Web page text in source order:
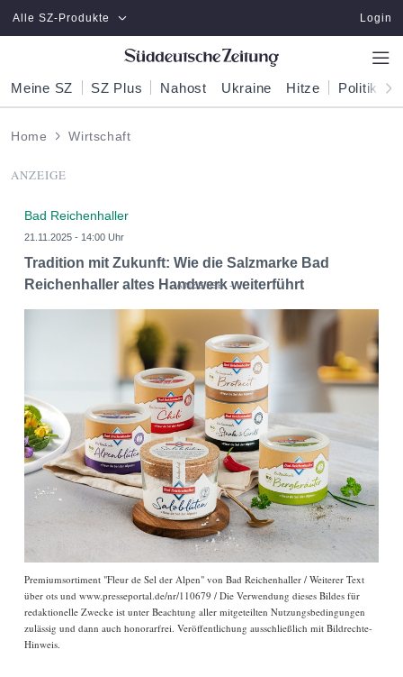
Zum Hauptinhalt springen
Alle SZ-Produkte Login
Meine SZ SZ Plus Nahost Ukraine Hitze Politik
Home Wirtschaft
ANZEIGE
Bad Reichenhaller
21.11.2025 - 14:00 Uhr
Tradition mit Zukunft: Wie die Salzmarke Bad
Reichenhaller altes Handwerk weiterführt
Premiumsortiment "Fleur de Sel der Alpen" von Bad Reichenhaller / Weiterer Text
über ots und www.presseportal.de/nr/110679 / Die Verwendung dieses Bildes für
redaktionelle Zwecke ist unter Beachtung aller mitgeteilten Nutzungsbedingungen
zulässig und dann auch honorarfrei. Veröffentlichung ausschließlich mit Bildrechte-
Hinweis.